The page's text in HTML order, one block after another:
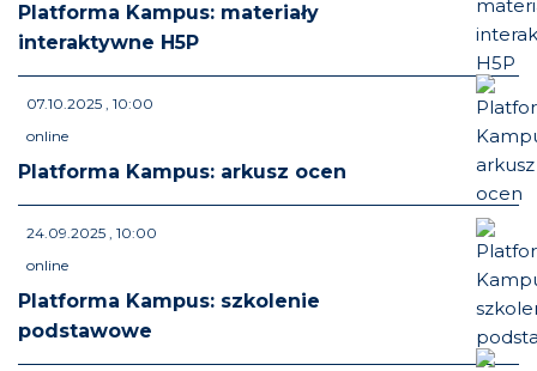
Platforma Kampus: materiały
interaktywne H5P
07.10.2025 , 10:00
online
Platforma Kampus: arkusz ocen
24.09.2025 , 10:00
online
Platforma Kampus: szkolenie
podstawowe